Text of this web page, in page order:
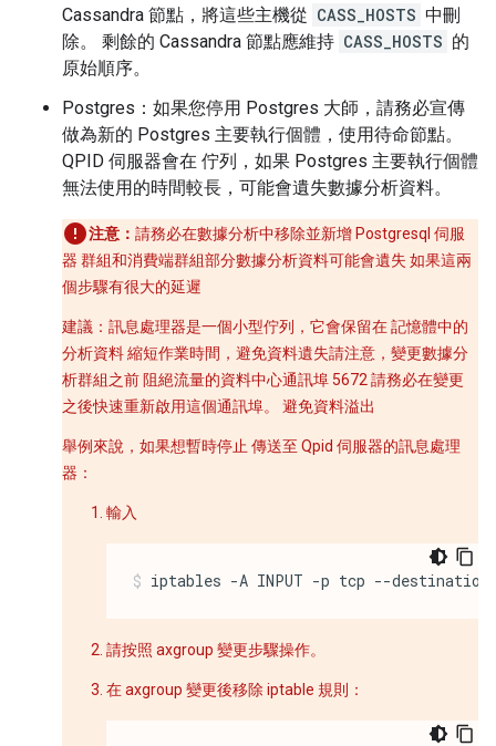
Cassandra 節點，將這些主機從 CASS_HOSTS 中刪
除。 剩餘的 Cassandra 節點應維持 CASS_HOSTS 的
原始順序。
Postgres：如果您停用 Postgres 大師，請務必宣傳
做為新的 Postgres 主要執行個體，使用待命節點。
QPID 伺服器會在 佇列，如果 Postgres 主要執行個體
無法使用的時間較長，可能會遺失數據分析資料。
注意： 請務必在數據分析中移除並新增 Postgresql 伺服
器 群組和消費端群組部分數據分析資料可能會遺失 如果這兩
個步驟有很大的延遲
建議：訊息處理器是一個小型佇列，它會保留在 記憶體中的
分析資料 縮短作業時間，避免資料遺失請注意，變更數據分
析群組之前 阻絕流量的資料中心通訊埠 5672 請務必在變更
之後快速重新啟用這個通訊埠。 避免資料溢出
舉例來說，如果想暫時停止 傳送至 Qpid 伺服器的訊息處理
器：
輸入
iptables -A INPUT -p tcp --
請按照 axgroup 變更步驟操作。
在 axgroup 變更後移除 iptable 規則：